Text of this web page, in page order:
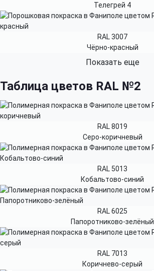
Телегрей 4
RAL 3007
Чёрно-красный
Показать еще
Таблица цветов RAL №2
RAL 8019
Серо-коричневый
RAL 5013
Кобальтово-синий
RAL 6025
Папоротниково-зелёный
RAL 7013
Коричнево-серый